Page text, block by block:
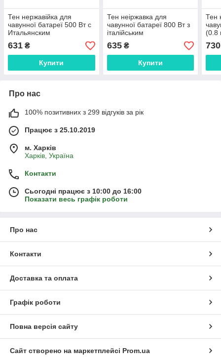
Тен нержавійка для
чавунної батареї 500 Вт с
Итальянским
терморегулятором Reco (з
тепловим захистом)
631 ₴
Купити
Тен неіржавка для
чавунної батареї 800 Вт з
італійським
терморегулятором Reco (з
тепловим захистом)
635₴
Купити
Тен
(0.8
730
Про нас
100% позитивних з 299 відгуків за рік
Працює з 25.10.2019
м. Харків
Харків, Україна
Контакти
Сьогодні працює з 10:00 до 16:00
Показати весь графік роботи
Про нас
Контакти
Доставка та оплата
Графік роботи
Повна версія сайту
Сайт створено на маркетплейсі Prom.ua